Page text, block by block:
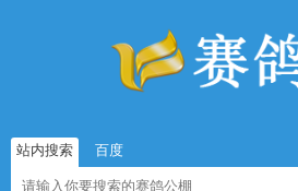
站内搜索 百度